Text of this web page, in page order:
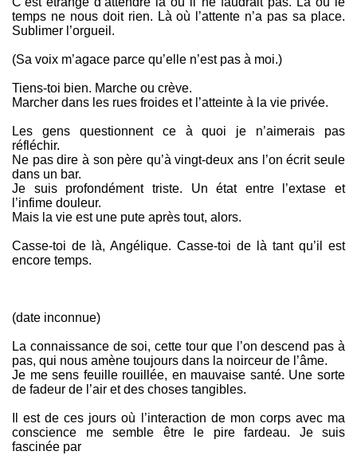
temps ne nous doit rien. Là où l’attente n’a pas sa place.
Sublimer l’orgueil.
(Sa voix m’agace parce qu’elle n’est pas à moi.)
Tiens-toi bien. Marche ou crève.
Marcher dans les rues froides et l’atteinte à la vie privée.
Les gens questionnent ce à quoi je n’aimerais pas
réfléchir.
Ne pas dire à son père qu’à vingt-deux ans l’on écrit seule
dans un bar.
Je suis profondément triste. Un état entre l’extase et
l’infime douleur.
Mais la vie est une pute après tout, alors.
Casse-toi de là, Angélique. Casse-toi de là tant qu’il est
encore temps.
(date inconnue)
La connaissance de soi, cette tour que l’on descend pas à
pas, qui nous amène toujours dans la noirceur de l’âme.
Je me sens feuille rouillée, en mauvaise santé. Une sorte
de fadeur de l’air et des choses tangibles.
Il est de ces jours où l’interaction de mon corps avec ma
conscience me semble être le pire fardeau. Je suis
fascinée par